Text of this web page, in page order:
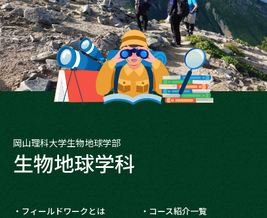
岡山理科大学生物地球学部
生物地球学科
フィールドワークとは
コース紹介一覧